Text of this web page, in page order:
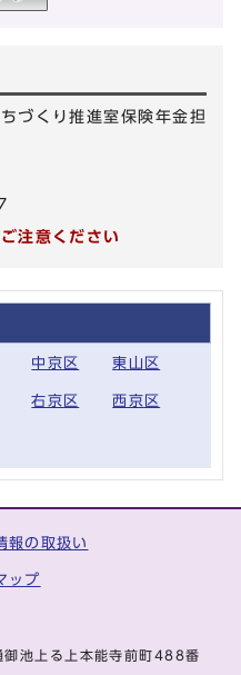
づくり推進室保険年金担
注意ください
中京区 東山区
右京区 西京区
報の取扱い
ップ
池上る上本能寺前町488番